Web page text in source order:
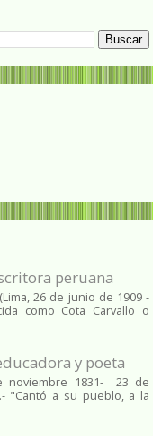
peruana
26 de junio de 1909 -
como Cota Carvallo o
y poeta
noviembre 1831- 23 de
"Cantó a su pueblo, a la